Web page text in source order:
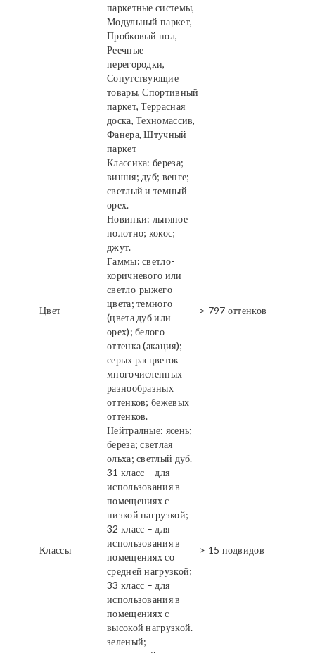
паркетные системы,
Модульный паркет,
Пробковый пол,
Реечные
перегородки,
Сопутствующие
товары, Спортивный
паркет, Террасная
доска, Техномассив,
Фанера, Штучный
паркет
Цвет
Классика: береза;
вишня; дуб; венге;
светлый и темный
орех.
Новинки: льняное
полотно; кокос;
джут.
Гаммы: светло-
коричневого или
светло-рыжего
цвета; темного
(цвета дуб или
орех); белого
оттенка (акация);
серых расцветок
многочисленных
разнообразных
оттенков; бежевых
оттенков.
Нейтралные: ясень;
береза; светлая
ольха; светлый дуб.
> 797 оттенков
Классы
31 класс – для
использования в
помещениях с
низкой нагрузкой;
32 класс – для
использования в
помещениях со
средней нагрузкой;
33 класс – для
использования в
помещениях с
высокой нагрузкой.
> 15 подвидов
зеленый;